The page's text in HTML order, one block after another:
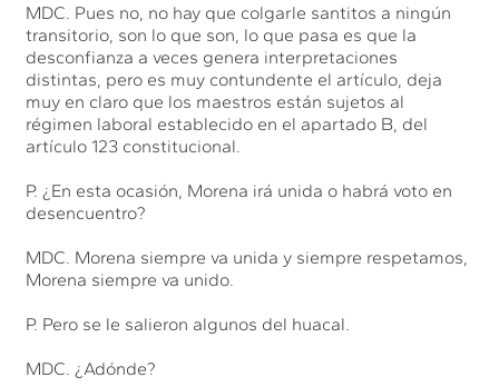
MDC. Pues no, no hay que colgarle santitos a ningún
transitorio, son lo que son, lo que pasa es que la
desconfianza a veces genera interpretaciones
distintas, pero es muy contundente el artículo, deja
muy en claro que los maestros están sujetos al
régimen laboral establecido en el apartado B, del
artículo 123 constitucional.
P. ¿En esta ocasión, Morena irá unida o habrá voto en
desencuentro?
MDC. Morena siempre va unida y siempre respetamos,
Morena siempre va unido.
P. Pero se le salieron algunos del huacal.
MDC. ¿Adónde?